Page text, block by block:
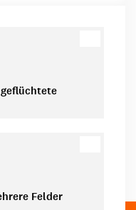
Felder